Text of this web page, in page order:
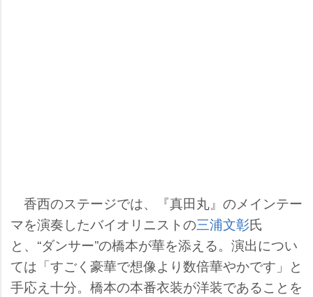
香西のステージでは、『真田丸』のメインテー
マを演奏したバイオリニストの三浦文彰氏
と、“ダンサー”の橋本が華を添える。演出につい
ては「すごく豪華で想像より数倍華やかです」と
手応え十分。橋本の本番衣装が洋装であることを